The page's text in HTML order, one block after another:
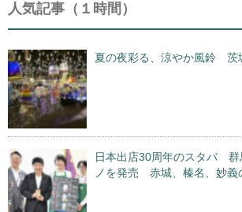
人気記事（１時間）
夏の夜彩る、涼やか風鈴 茨
日本出店30周年のスタバ 群
ノを発売 赤城、榛名、妙義